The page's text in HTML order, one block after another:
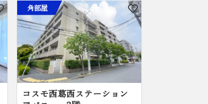
角部屋
コスモ西葛西ステーション